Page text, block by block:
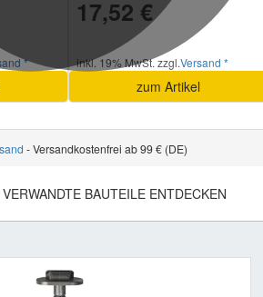
*
17,52 €
inkl. 19% MwSt. zzgl.Versand *
zum Artikel
- Versandkostenfrei ab 99 € (DE)
BAUTEILE ENTDECKEN